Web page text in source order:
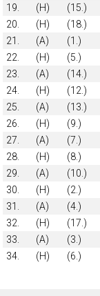
19.
(H) (15.)
20.
(H) (18.)
21.
(A) (1.)
22.
(H) (5.)
23.
(A) (14.)
24.
(H) (12.)
25.
(A) (13.)
26.
(H) (9.)
27.
(A) (7.)
28.
(H) (8.)
29.
(A) (10.)
30.
(H) (2.)
31.
(A) (4.)
32.
(H) (17.)
33.
(A) (3.)
34.
(H) (6.)